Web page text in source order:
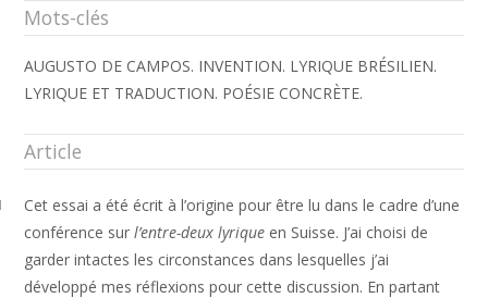
Mots-clés
AUGUSTO DE CAMPOS. INVENTION. LYRIQUE BRÉSILIEN.
LYRIQUE ET TRADUCTION. POÉSIE CONCRÈTE.
Article
Cet essai a été écrit à l’origine pour être lu dans le cadre d’une
conférence surl’entre-deux lyrique en Suisse. J’ai choisi de
garder intactes les circonstances dans lesquelles j’ai
développé mes réflexions pour cette discussion. En partant